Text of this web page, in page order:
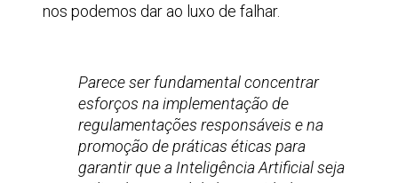
nos podemos dar ao luxo de falhar.
Parece ser fundamental concentrar
esforços na implementação de
regulamentações responsáveis e na
promoção de práticas éticas para
garantir que a Inteligência Artificial seja